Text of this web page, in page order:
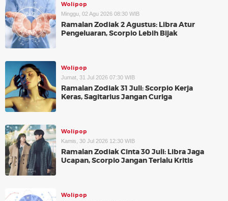
Wolipop
Minggu, 02 Agu 2026 08:30 WIB
Ramalan Zodiak 2 Agustus: Libra Atur
Pengeluaran, Scorpio Lebih Bijak
Wolipop
Jumat, 31 Jul 2026 07:30 WIB
Ramalan Zodiak 31 Juli: Scorpio Kerja
Keras, Sagitarius Jangan Curiga
Wolipop
Kamis, 30 Jul 2026 12:30 WIB
Ramalan Zodiak Cinta 30 Juli: Libra Jaga
Ucapan, Scorpio Jangan Terlalu Kritis
Wolipop